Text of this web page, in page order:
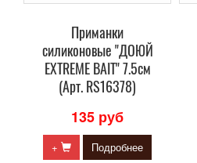
Приманки
силиконовые "ДОЮЙ
EXTREME BAIT" 7.5см
(Арт. RS16378)
135 руб
+ Подробнее